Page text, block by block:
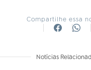
Compartilhe essa
Notícias